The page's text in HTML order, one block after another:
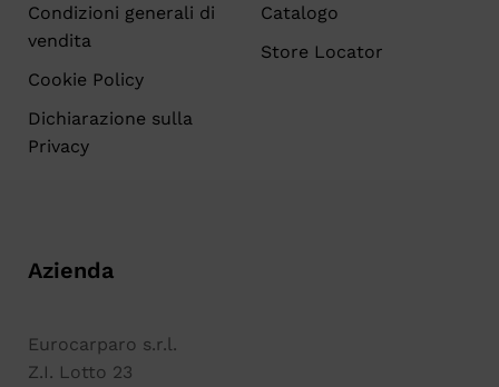
Condizioni generali di
vendita
Cookie Policy
Dichiarazione sulla
Privacy
Catalogo
Store Locator
Azienda
Eurocarparo s.r.l.
Z.I. Lotto 23